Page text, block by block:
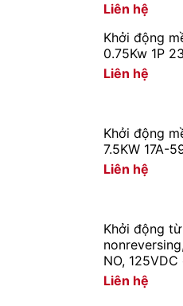
Liên hệ
Khởi động
0.75Kw 1P
Liên hệ
Khởi động
7.5KW 17A-
Liên hệ
Khởi động
NO,
Liên hệ